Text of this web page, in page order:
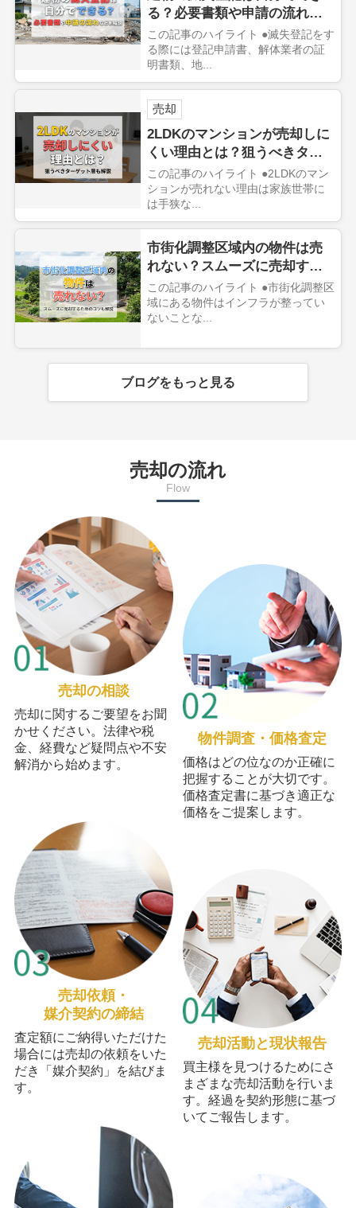
る？必要書類や申請の流れな
どを解説
この記事のハイライト ●滅失登記をす
る際には登記申請書、解体業者の証
明書類、地...
売却
2LDKのマンションが売却しに
くい理由とは？狙うべきター
ゲット層も解説
この記事のハイライト ●2LDKのマン
ションが売れない理由は家族世帯に
は手狭な...
市街化調整区域内の物件は売
れない？スムーズに売却する
ためのコツも解説
この記事のハイライト ●市街化調整区
域にある物件はインフラが整ってい
ないことな...
ブログをもっと見る
売却の流れ
Flow
売却の相談
売却に関するご要望をお聞
かせください。法律や税
金、経費など疑問点や不安
解消から始めます。
物件調査・価格査定
価格はどの位なのか正確に
把握することが大切です。
価格査定書に基づき適正な
価格をご提案します。
売却依頼・
媒介契約の締結
査定額にご納得いただけた
場合には売却の依頼をいた
だき「媒介契約」を結びま
す。
売却活動と現状報告
買主様を見つけるためにさ
まざまな売却活動を行いま
す。経過を契約形態に基づ
いてご報告します。